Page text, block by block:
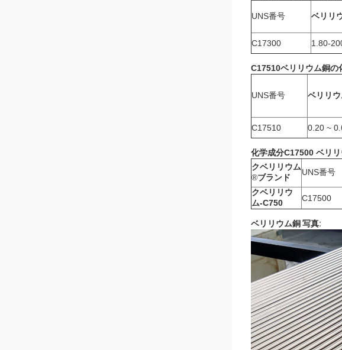
UNS番号 ベリリ
C17300 1.80-
C17510ベリリウム銅の
UNS番号 ベリリウ
C17510 0.20 ~
化学成分C17500 ベリ
クベリリウム
®ブランド
UNS番号
クベリリウ
ム-C750
C17500
ベリリウム銅 写真: